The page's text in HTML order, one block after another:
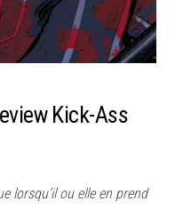
Kick-Ass
lorsqu’il ou elle en prend